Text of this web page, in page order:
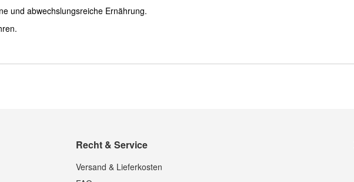
und abwechslungsreiche Ernährung.
Recht & Service
Versand & Lieferkosten